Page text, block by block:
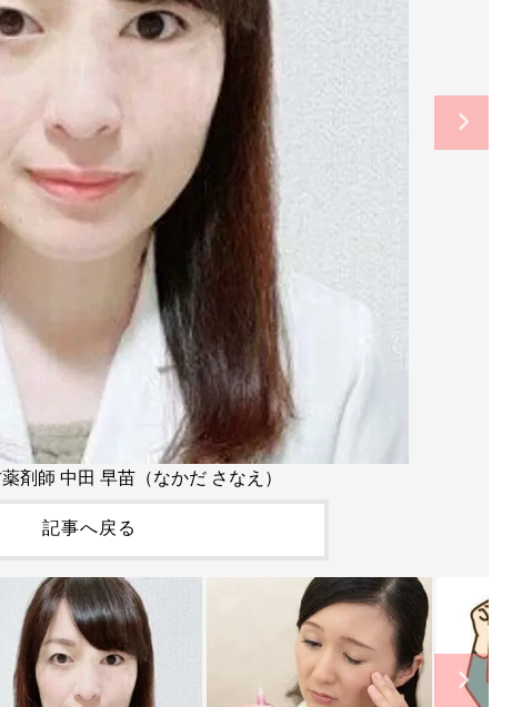
剤師 中田 早苗（なかだ さなえ）
記事へ戻る